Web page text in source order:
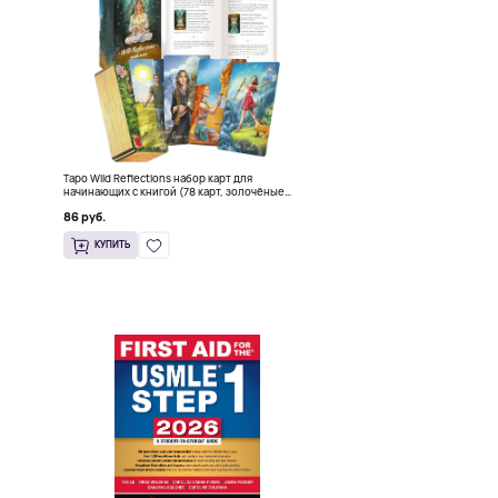
Таро Wild Reflections набор карт для
начинающих с книгой (78 карт, золочёные
86 руб.
КУПИТЬ